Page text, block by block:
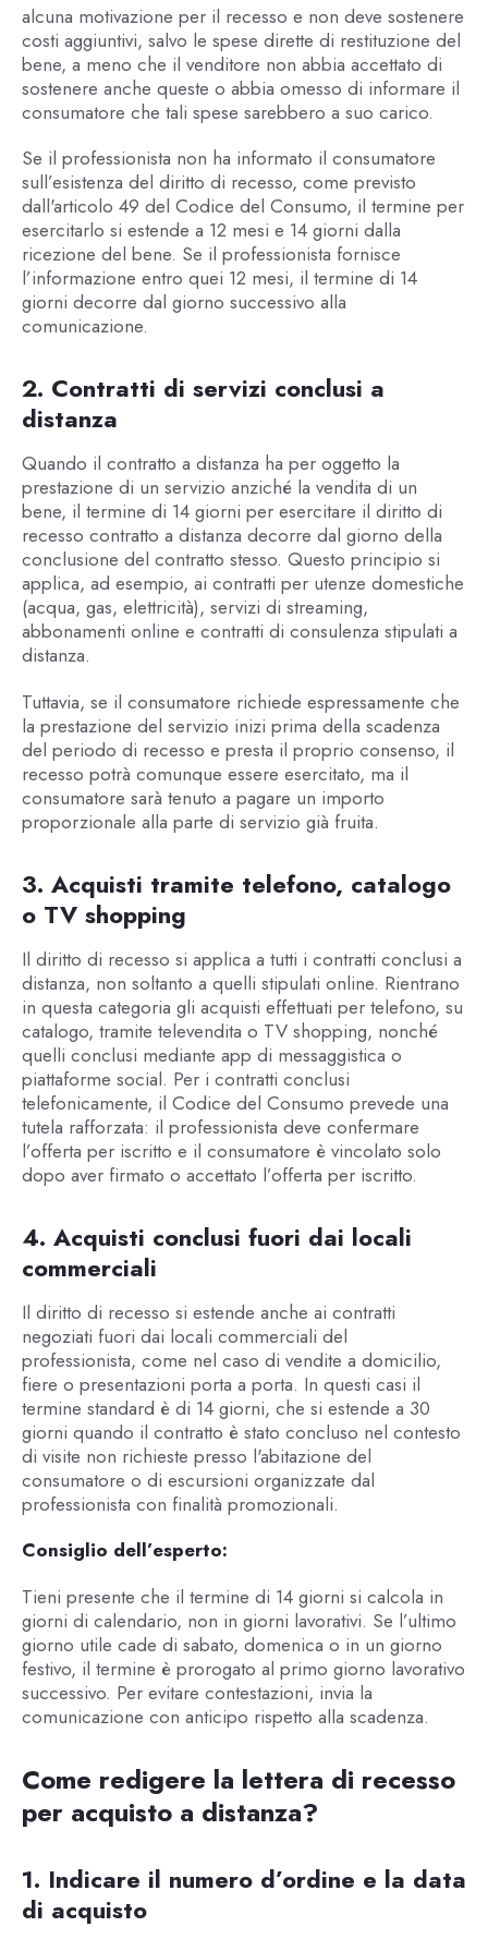
alcuna motivazione per il recesso e non deve sostenere
costi aggiuntivi, salvo le spese dirette di restituzione del
bene, a meno che il venditore non abbia accettato di
sostenere anche queste o abbia omesso di informare il
consumatore che tali spese sarebbero a suo carico.
Se il professionista non ha informato il consumatore
sull’esistenza del diritto di recesso, come previsto
dall'articolo 49 del Codice del Consumo, il termine per
esercitarlo si estende a 12 mesi e 14 giorni dalla
ricezione del bene. Se il professionista fornisce
l’informazione entro quei 12 mesi, il termine di 14
giorni decorre dal giorno successivo alla
comunicazione.
2. Contratti di servizi conclusi a
distanza
Quando il contratto a distanza ha per oggetto la
prestazione di un servizio anziché la vendita di un
bene, il termine di 14 giorni per esercitare il diritto di
recesso contratto a distanza decorre dal giorno della
conclusione del contratto stesso. Questo principio si
applica, ad esempio, ai contratti per utenze domestiche
(acqua, gas, elettricità), servizi di streaming,
abbonamenti online e contratti di consulenza stipulati a
distanza.
Tuttavia, se il consumatore richiede espressamente che
la prestazione del servizio inizi prima della scadenza
del periodo di recesso e presta il proprio consenso, il
recesso potrà comunque essere esercitato, ma il
consumatore sarà tenuto a pagare un importo
proporzionale alla parte di servizio già fruita.
3. Acquisti tramite telefono, catalogo
o TV shopping
Il diritto di recesso si applica a tutti i contratti conclusi a
distanza, non soltanto a quelli stipulati online. Rientrano
in questa categoria gli acquisti effettuati per telefono, su
catalogo, tramite televendita o TV shopping, nonché
quelli conclusi mediante app di messaggistica o
piattaforme social. Per i contratti conclusi
telefonicamente, il Codice del Consumo prevede una
tutela rafforzata: il professionista deve confermare
l’offerta per iscritto e il consumatore è vincolato solo
dopo aver firmato o accettato l’offerta per iscritto.
4. Acquisti conclusi fuori dai locali
commerciali
Il diritto di recesso si estende anche ai contratti
negoziati fuori dai locali commerciali del
professionista, come nel caso di vendite a domicilio,
fiere o presentazioni porta a porta. In questi casi il
termine standard è di 14 giorni, che si estende a 30
giorni quando il contratto è stato concluso nel contesto
di visite non richieste presso l'abitazione del
consumatore o di escursioni organizzate dal
professionista con finalità promozionali.
Consiglio dell’esperto:
Tieni presente che il termine di 14 giorni si calcola in
giorni di calendario, non in giorni lavorativi. Se l’ultimo
giorno utile cade di sabato, domenica o in un giorno
festivo, il termine è prorogato al primo giorno lavorativo
successivo. Per evitare contestazioni, invia la
comunicazione con anticipo rispetto alla scadenza.
Come redigere la lettera di recesso
per acquisto a distanza?
1. Indicare il numero d’ordine e la data
di acquisto